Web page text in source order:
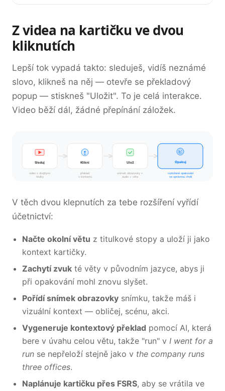
Z videa na kartičku ve dvou
kliknutích
Lepší tok vypadá takto: sleduješ, vidíš neznámé
slovo, klikneš na něj — otevře se překladový
popup — stiskneš "Uložit". To je celá interakce.
Video běží dál, žádné přepínání záložek.
Sleduj Klikni Ulož Opakuj
video s dvojitými
titulky
překlad
v kontextu
snímek obrazovky +
audio + věta
rozložené opakování
ve správnou chvíli
V těch dvou klepnutích za tebe rozšíření vyřídí
účetnictví:
Načte okolní větu z titulkové stopy a uloží ji jako
kontext kartičky.
Zachytí zvuk té věty v původním jazyce, abys ji
při opakování mohl znovu slyšet.
Pořídí snímek obrazovky snímku, takže máš i
vizuální kontext — obličej, scénu, akci.
Vygeneruje kontextový překlad pomocí AI, která
bere v úvahu celou větu, takže "run" v I went for a
run se nepřeloží stejně jako v the company runs
three offices.
Naplánuje kartičku přes FSRS, aby se vrátila ve